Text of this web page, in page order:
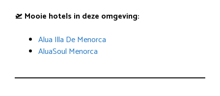
🛫 Mooie hotels in deze omgeving:
Alua Illa De Menorca
AluaSoul Menorca